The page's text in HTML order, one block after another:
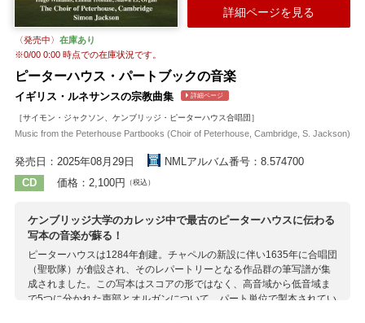
詳細ページを見る
〈発売中〉 在庫あり
※0/00 0:00時点での在庫状況です。
ピーターハウス・パートブックの音楽
イギリス・ルネサンスの宗教曲集 詳細ページ
［サイモン・ジャクソン、ケンブリッジ・ピーターハウス合唱団］
Music from the Peterhouse Partbooks (Choir of Peterhouse, Cambridge, S. Jackson)
発売日：2025年08月29日
NMLアルバム番号：8.574700
CD
価格：2,100円 （税込）
ケンブリッジ大学のカレッジ中で最古のピーターハウスに伝わる
写本の音楽が蘇る！
ピーターハウスは1284年創建。チャペルの新設に伴い1635年に合唱団
（聖歌隊）が創設され、そのレパートリーとなる作品群の筆写譜が集
成されました。この写本はスコアの形ではなく、高音域から低音域ま
で5つに分かれた声部とオルガンについて、パート単位で製本されてい